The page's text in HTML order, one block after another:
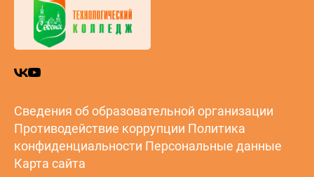
Сведения об образовательной организации
Противодействие коррупции Политика
конфиденциальности Персональные данные
Карта сайта